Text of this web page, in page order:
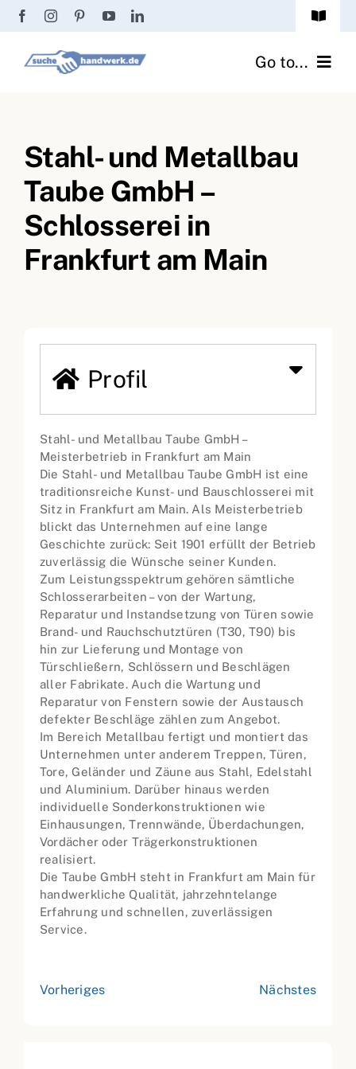
Zum
springen
Toggle
Passwort vergessen? Go to...
Fliesenrechner
Handwerker Ratgeber
Wir über uns
Stahl- und Metallbau
Taube GmbH –
Schlosserei in
Frankfurt am Main
Profil
Stahl- und Metallbau Taube GmbH –
Meisterbetrieb in Frankfurt am Main
Die Stahl- und Metallbau Taube GmbH ist eine
traditionsreiche Kunst- und Bauschlosserei mit
Sitz in Frankfurt am Main. Als Meisterbetrieb
blickt das Unternehmen auf eine lange
Geschichte zurück: Seit 1901 erfüllt der Betrieb
zuverlässig die Wünsche seiner Kunden.
Zum Leistungsspektrum gehören sämtliche
Schlosserarbeiten – von der Wartung,
Reparatur und Instandsetzung von Türen sowie
Brand- und Rauchschutztüren (T30, T90) bis
hin zur Lieferung und Montage von
Türschließern, Schlössern und Beschlägen
aller Fabrikate. Auch die Wartung und
Reparatur von Fenstern sowie der Austausch
defekter Beschläge zählen zum Angebot.
Im Bereich Metallbau fertigt und montiert das
Unternehmen unter anderem Treppen, Türen,
Tore, Geländer und Zäune aus Stahl, Edelstahl
und Aluminium. Darüber hinaus werden
individuelle Sonderkonstruktionen wie
Einhausungen, Trennwände, Überdachungen,
Vordächer oder Trägerkonstruktionen
realisiert.
Die Taube GmbH steht in Frankfurt am Main für
handwerkliche Qualität, jahrzehntelange
Erfahrung und schnellen, zuverlässigen
Service.
Vorheriges Nächstes